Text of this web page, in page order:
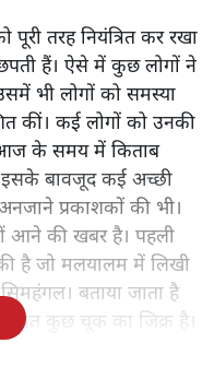
पूरी तरह नियंत्रित कर रखा
हैं। ऐसे में कुछ लोगों ने
भी लोगों को समस्या
कीं। कई लोगों को उनकी
आज के समय में किताब
बावजूद कई अच्छी
प्रकाशकों की भी।
आने की खबर है। पहली
है जो मलयालम में लिखी
बताया जाता है
कुछ चूक का जिक्र है।